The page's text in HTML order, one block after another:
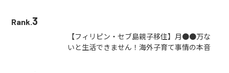
Rank.3
【フィリピン・セブ島親子移住】月●●万な
いと生活できません！海外子育て事情の本音